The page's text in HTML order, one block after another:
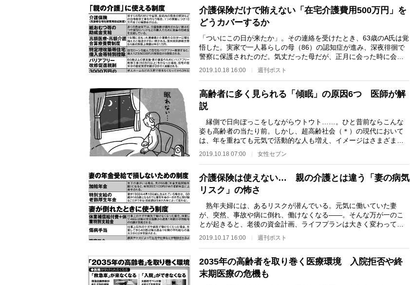
介護保険だけで賄えない「在宅介護費用500万円」を
どうカバーするか
「ついにこの日が来たか」。その連絡を受けたとき、63歳のA氏は覚
悟した。実家で一人暮らしの母（86）の認知症が進み、深夜徘徊で
警察に保護されたのだ。気丈だった母だが、正月に会った時に会話
が噛み合わず、“も…
2019.10.18 16:00 週刊ポスト
高齢者に多く見られる「傾眠」の原因6つ 医師が解
説
縁側で日向ぼっこをしながらウトウト……。ひと昔前ならこんな
姿も高齢者の当たり前。しかし、超高齢社会（＊）の現代において
は、年を重ねても元気で活動的な人も増え、イメージはさまざまに
広がった。【＊全人口…
2019.10.18 07:00 女性セブン
介護保険は使えない… 親の介護とは違う「妻の病気
リスク」の怖さ
熟年夫婦には、あるリスクが潜んでいる。元気に働いていた妻
が、突然、事故や病に倒れ、働けなくなる――。そんな万が一のこ
とが起きると、老後の資金計画、ライフプランは大きく変わってく
る。 平均寿命は女性の…
2019.10.17 16:00 週刊ポスト
2035年の高齢者を取り巻く医療環境 入院拒否や終
末期医療の危機も